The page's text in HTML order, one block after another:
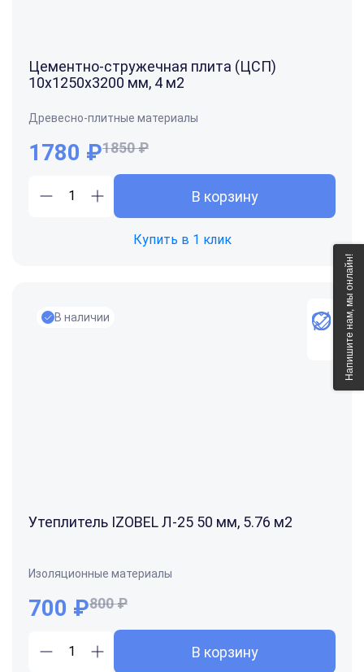
Цементно-стружечная плита (ЦСП)
10х1250х3200 мм, 4 м2
Древесно-плитные материалы
1780 ₽1850 ₽
В корзину
Купить в 1 клик
В наличии
Утеплитель IZOBEL Л-25 50 мм, 5.76 м2
Изоляционные материалы
700 ₽800 ₽
В корзину
Напишите нам, мы онлайн!